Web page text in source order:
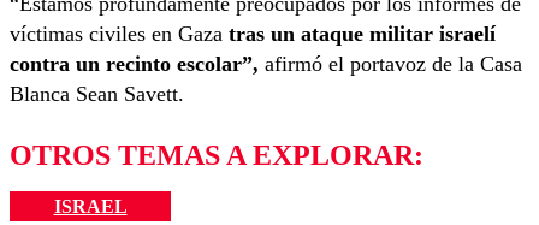
víctimas civiles en Gaza tras un ataque militar israelí
contra un recinto escolar”, afirmó el portavoz de la Casa
Blanca Sean Savett.
OTROS TEMAS A EXPLORAR:
ISRAEL